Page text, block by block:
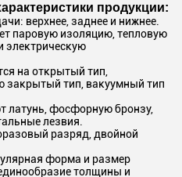
продукции:
верхнее, заднее и нижнее.
паровую изоляцию, тепловую
электрическую
на открытый тип,
закрытый тип, вакуумный тип
латунь, фосфорную бронзу,
лезвия.
разряд, двойной
форма и размер
толщины и